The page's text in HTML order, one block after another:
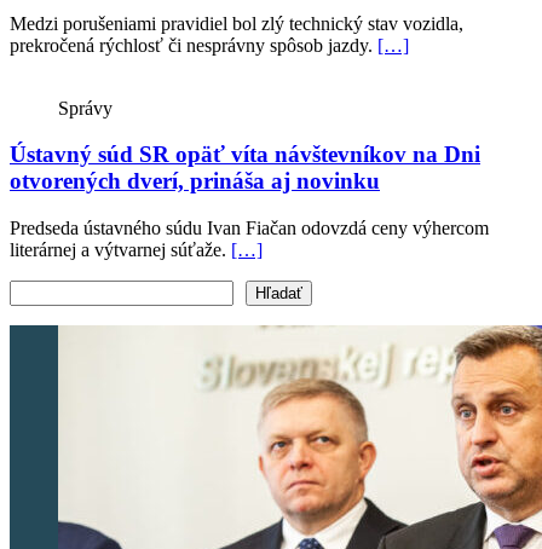
Medzi porušeniami pravidiel bol zlý technický stav vozidla,
prekročená rýchlosť či nesprávny spôsob jazdy. […]
Správy
Ústavný súd SR opäť víta návštevníkov na Dni
otvorených dverí, prináša aj novinku
Predseda ústavného súdu Ivan Fiačan odovzdá ceny výhercom
literárnej a výtvarnej súťaže. […]
Hľadať